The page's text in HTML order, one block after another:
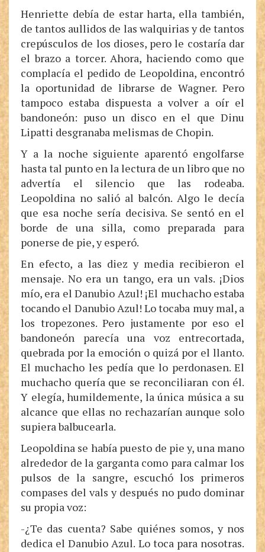
Henriette debía de estar harta, ella también,
de tantos aullidos de las walquirias y de tantos
crepúsculos de los dioses, pero le costaría dar
el brazo a torcer. Ahora, haciendo como que
complacía el pedido de Leopoldina, encontró
la oportunidad de librarse de Wagner. Pero
tampoco estaba dispuesta a volver a oír el
bandoneón: puso un disco en el que Dinu
Lipatti desgranaba melismas de Chopin.
Y a la noche siguiente aparentó engolfarse
hasta tal punto en la lectura de un libro que no
advertía el silencio que las rodeaba.
Leopoldina no salió al balcón. Algo le decía
que esa noche sería decisiva. Se sentó en el
borde de una silla, como preparada para
ponerse de pie, y esperó.
En efecto, a las diez y media recibieron el
mensaje. No era un tango, era un vals. ¡Dios
mío, era el Danubio Azul! ¡El muchacho estaba
tocando el Danubio Azul! Lo tocaba muy mal, a
los tropezones. Pero justamente por eso el
bandoneón parecía una voz entrecortada,
quebrada por la emoción o quizá por el llanto.
El muchacho les pedía que lo perdonasen. El
muchacho quería que se reconciliaran con él.
Y elegía, humildemente, la única música a su
alcance que ellas no rechazarían aunque solo
supiera balbucearla.
Leopoldina se había puesto de pie y, una mano
alrededor de la garganta como para calmar los
pulsos de la sangre, escuchó los primeros
compases del vals y después no pudo dominar
su propia voz:
-¿Te das cuenta? Sabe quiénes somos, y nos
dedica el Danubio Azul. Lo toca para nosotras.